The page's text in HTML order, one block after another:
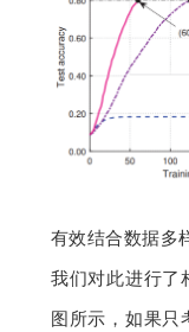
有效结合数据多
我们对此进行了
图所示，如果只